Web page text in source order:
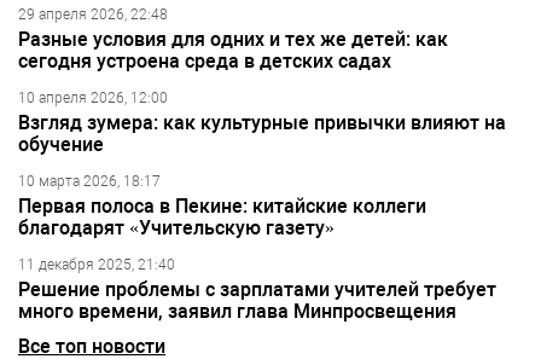
29 апреля 2026, 22:48
Разные условия для одних и тех же детей: как
сегодня устроена среда в детских садах
10 апреля 2026, 12:00
Взгляд зумера: как культурные привычки влияют на
обучение
10 марта 2026, 18:17
Первая полоса в Пекине: китайские коллеги
благодарят «Учительскую газету»
11 декабря 2025, 21:40
Решение проблемы с зарплатами учителей требует
много времени, заявил глава Минпросвещения
Все топ новости